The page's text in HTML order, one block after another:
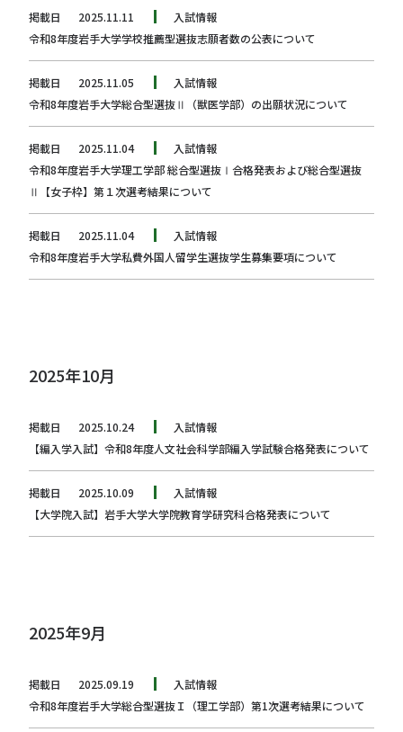
掲載日 2025.11.11
入試情報
令和8年度岩手大学学校推薦型選抜志願者数の公表について
掲載日 2025.11.05
入試情報
令和8年度岩手大学総合型選抜Ⅱ（獣医学部）の出願状況について
掲載日 2025.11.04
入試情報
令和8年度岩手大学理工学部 総合型選抜Ⅰ合格発表および総合型選抜
Ⅱ【女子枠】第１次選考結果について
掲載日 2025.11.04
入試情報
令和8年度岩手大学私費外国人留学生選抜学生募集要項について
2025年10月
掲載日 2025.10.24
入試情報
【編入学入試】令和8年度人文社会科学部編入学試験合格発表について
掲載日 2025.10.09
入試情報
【大学院入試】岩手大学大学院教育学研究科合格発表について
2025年9月
掲載日 2025.09.19
入試情報
令和8年度岩手大学総合型選抜Ｉ（理工学部）第1次選考結果について